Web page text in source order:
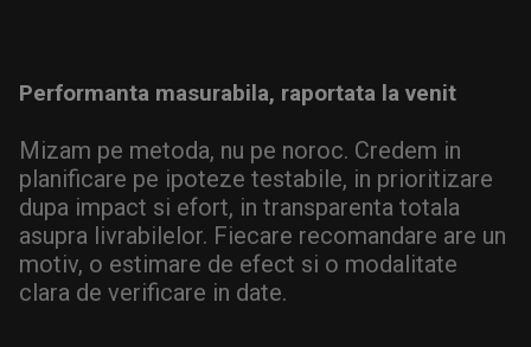
Performanta masurabila, raportata la venit
Mizam pe metoda, nu pe noroc. Credem in
planificare pe ipoteze testabile, in prioritizare
dupa impact si efort, in transparenta totala
asupra livrabilelor. Fiecare recomandare are un
motiv, o estimare de efect si o modalitate
clara de verificare in date.